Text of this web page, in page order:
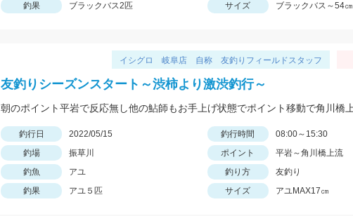
釣果
ブラックバス2匹 サイズ ブラックバス～54㎝
イシグロ 岐阜店 自称 友釣りフィールドスタッフ
友釣りシーズンスタート～渋柿より激渋釣行～
釣行日 2022/05/15 釣行時間
08:00～15:30
釣場
振草川 ポイント
平岩～角川橋上流
釣魚
アユ 釣り方
友釣り
釣果
アユ５匹 サイズ アユMAX17㎝